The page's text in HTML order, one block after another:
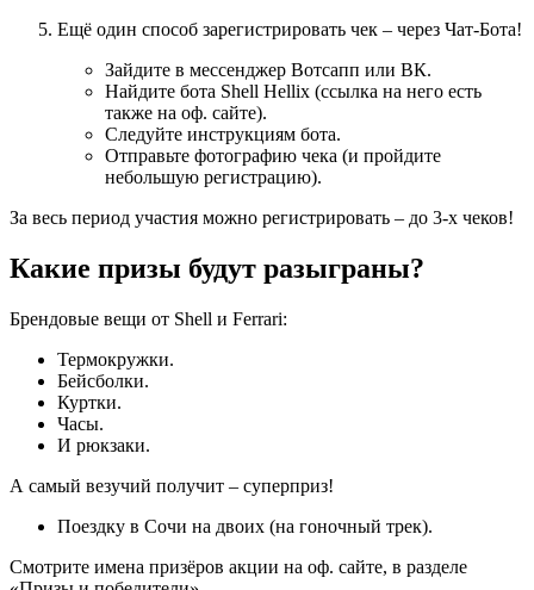
Ещё один способ зарегистрировать чек – через Чат-Бота!
Зайдите в мессенджер Вотсапп или ВК.
Найдите бота Shell Hellix (ссылка на него есть
также на оф. сайте).
Следуйте инструкциям бота.
Отправьте фотографию чека (и пройдите
небольшую регистрацию).
За весь период участия можно регистрировать – до 3-х чеков!
Какие призы будут разыграны?
Брендовые вещи от Shell и Ferrari:
Термокружки.
Бейсболки.
Куртки.
Часы.
И рюкзаки.
А самый везучий получит – суперприз!
Поездку в Сочи на двоих (на гоночный трек).
Смотрите имена призёров акции на оф. сайте, в разделе